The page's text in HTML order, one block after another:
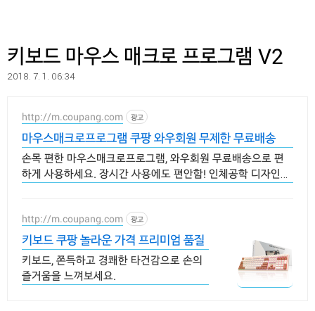
키보드 마우스 매크로 프로그램 V2
2018. 7. 1. 06:34
http://m.coupang.com 광고
마우스매크로프로그램 쿠팡 와우회원 무제한 무료배송
손목 편한 마우스매크로프로그램, 와우회원 무료배송으로 편
하게 사용하세요. 장시간 사용에도 편안함! 인체공학 디자인으
http://m.coupang.com 광고
키보드 쿠팡 놀라운 가격 프리미엄 품질
키보드, 쫀득하고 경쾌한 타건감으로 손의
즐거움을 느껴보세요.